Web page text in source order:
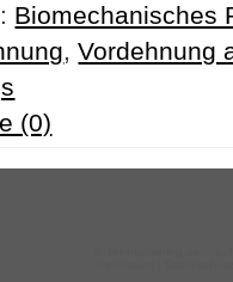
Biomechanisches
,Vordehnung
(0)